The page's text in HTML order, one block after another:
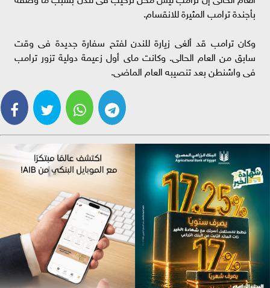
بأجندة ترامب المثيرة للانقسام.
وكان ترامب قد ألغى زيارة للندن لفتح سفارة جديدة فى وقت
سابق من العام الحالى. وكانت ماى أول زعيمة دولية تزور ترامب
فى واشنطن بعد تنصيبه العام الماضى.